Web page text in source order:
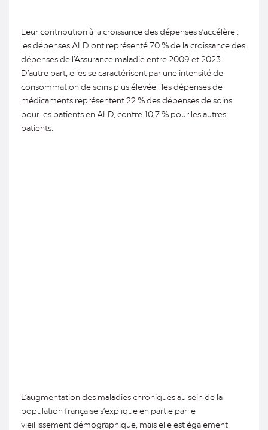
Leur contribution à la croissance des dépenses s’accélère :
les dépenses ALD ont représenté 70 % de la croissance des
dépenses de l’Assurance maladie entre 2009 et 2023.
D’autre part, elles se caractérisent par une intensité de
consommation de soins plus élevée : les dépenses de
médicaments représentent 22 % des dépenses de soins
pour les patients en ALD, contre 10,7 % pour les autres
patients.
L’augmentation des maladies chroniques au sein de la
population française s’explique en partie par le
vieillissement démographique, mais elle est également